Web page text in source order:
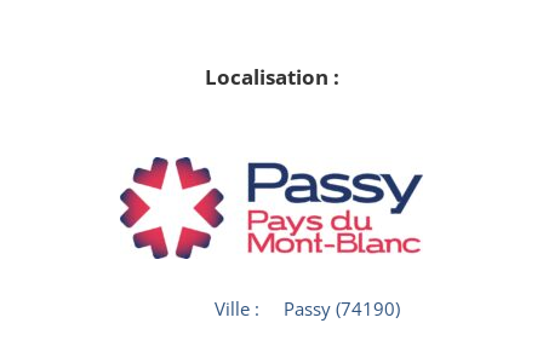
Localisation :
Ville : Passy (74190)